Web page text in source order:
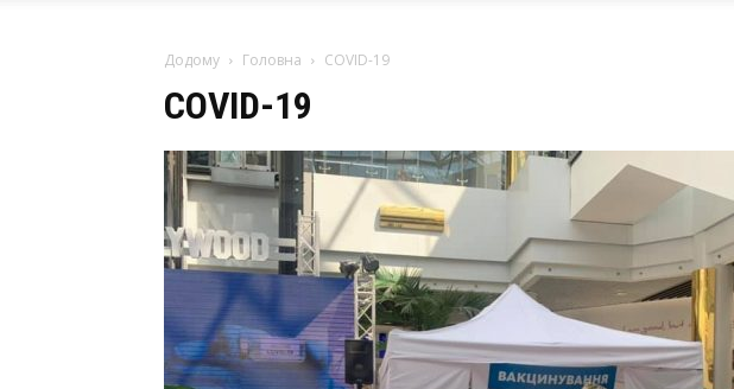
Додому Головна COVID-19
COVID-19